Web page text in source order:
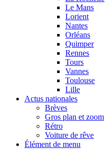
Le Mans
Lorient
Nantes
Orléans
Quimper
Rennes
Tours
Vannes
Toulouse
Lille
Actus nationales
Brèves
Gros plan et zoom
Rétro
Voiture de rêve
Élément de menu